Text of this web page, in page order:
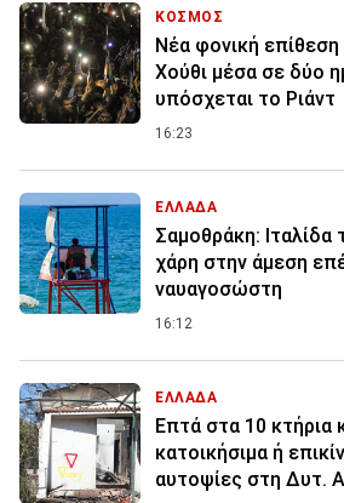
ΚΟΣΜΟΣ
Νέα φονική
Χούθι μέσα σε δύο
υπόσχεται το Ριάντ
16:23
ΕΛΛΑΔΑ
Σαμοθράκη:
χάρη στην άμεση
ναυαγοσώστη
16:12
ΕΛΛΑΔΑ
Επτά στα 10 κτήρια
κατοικήσιμα ή
αυτοψίες στη Δυτ.